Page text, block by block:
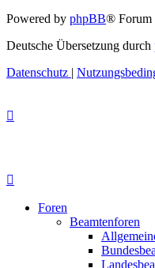
Powered by phpBB® Forum
Deutsche Übersetzung durch
Datenschutz |
Foren
Beamtenforen